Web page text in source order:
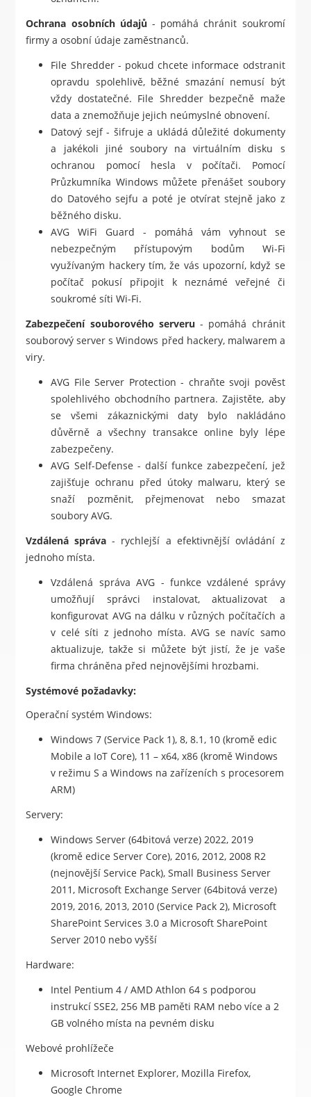
Ochrana osobních údajů - pomáhá chránit soukromí
firmy a osobní údaje zaměstnanců.
File Shredder - pokud chcete informace odstranit
opravdu spolehlivě, běžné smazání nemusí být
vždy dostatečné. File Shredder bezpečně maže
data a znemožňuje jejich neúmyslné obnovení.
Datový sejf - šifruje a ukládá důležité dokumenty
a jakékoli jiné soubory na virtuálním disku s
ochranou pomocí hesla v počítači. Pomocí
Průzkumníka Windows můžete přenášet soubory
do Datového sejfu a poté je otvírat stejně jako z
běžného disku.
AVG WiFi Guard - pomáhá vám vyhnout se
nebezpečným přístupovým bodům Wi-Fi
využívaným hackery tím, že vás upozorní, když se
počítač pokusí připojit k neznámé veřejné či
soukromé síti Wi-Fi.
Zabezpečení souborového serveru - pomáhá chránit
souborový server s Windows před hackery, malwarem a
viry.
AVG File Server Protection - chraňte svoji pověst
spolehlivého obchodního partnera. Zajistěte, aby
se všemi zákaznickými daty bylo nakládáno
důvěrně a všechny transakce online byly lépe
zabezpečeny.
AVG Self-Defense - další funkce zabezpečení, jež
zajišťuje ochranu před útoky malwaru, který se
snaží pozměnit, přejmenovat nebo smazat
soubory AVG.
Vzdálená správa - rychlejší a efektivnější ovládání z
jednoho místa.
Vzdálená správa AVG - funkce vzdálené správy
umožňují správci instalovat, aktualizovat a
konfigurovat AVG na dálku v různých počítačích a
v celé síti z jednoho místa. AVG se navíc samo
aktualizuje, takže si můžete být jistí, že je vaše
firma chráněna před nejnovějšími hrozbami.
Systémové požadavky:
Operační systém Windows:
Windows 7 (Service Pack 1), 8, 8.1, 10 (kromě edic
Mobile a IoT Core), 11 – x64, x86 (kromě Windows
v režimu S a Windows na zařízeních s procesorem
ARM)
Servery:
Windows Server (64bitová verze) 2022, 2019
(kromě edice Server Core), 2016, 2012, 2008 R2
(nejnovější Service Pack), Small Business Server
2011, Microsoft Exchange Server (64bitová verze)
2019, 2016, 2013, 2010 (Service Pack 2), Microsoft
SharePoint Services 3.0 a Microsoft SharePoint
Server 2010 nebo vyšší
Hardware:
Intel Pentium 4 / AMD Athlon 64 s podporou
instrukcí SSE2, 256 MB paměti RAM nebo více a 2
GB volného místa na pevném disku
Webové prohlížeče
Microsoft Internet Explorer, Mozilla Firefox,
Google Chrome